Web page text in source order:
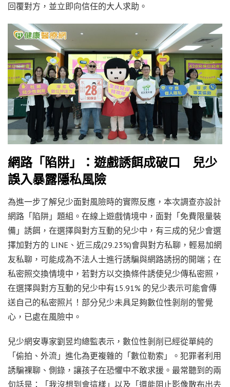
回覆對方，並立即向信任的大人求助。
網路「陷阱」：遊戲誘餌成破口 兒少
誤入暴露隱私風險
為進一步了解兒少面對風險時的實際反應，本次調查亦設計
網路「陷阱」題組。在線上遊戲情境中，面對「免費限量裝
備」誘餌，在選擇與對方互動的兒少中，有三成的兒少會選
擇加對方的 LINE、近三成(29.23%)會與對方私聊，輕易加網
友私聊，可能成為不法人士進行誘騙與網路誘拐的開端；在
私密照交換情境中，若對方以交換條件誘使兒少傳私密照，
在選擇與對方互動的兒少中有15.91% 的兒少表示可能會傳
送自己的私密照片！部分兒少未具足夠數位性剝削的警覺
心，已處在風險中。
兒少網安專家劉昱均總監表示，數位性剝削已經從單純的
「偷拍、外流」進化為更複雜的「數位勒索」。犯罪者利用
誘騙裸聊、側錄，讓孩子在恐懼中不敢求援。最常聽到的兩
句話是：「我沒想到會這樣」以及「還能阻止影像散布出去